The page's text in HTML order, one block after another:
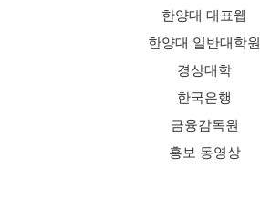
한양대 대표웹
한양대 일반대학원
경상대학
한국은행
금융감독원
홍보 동영상